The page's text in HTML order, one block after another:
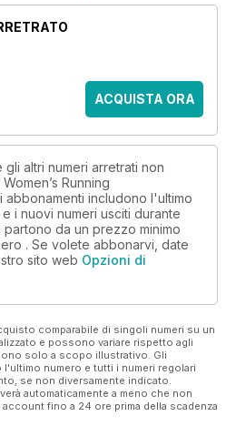
ACQUISTA ORA
gli altri numeri arretrati non
Running
abbonamenti includono l'ultimo
i nuovi numeri usciti durante
da un prezzo minimo
. Se volete abbonarvi, date
sito web Opzioni di
comparabile di singoli numeri su un
e possono variare rispetto agli
solo a scopo illustrativo. Gli
numero e tutti i numeri regolari
se non diversamente indicato.
automaticamente a meno che non
fino a 24 ore prima della scadenza